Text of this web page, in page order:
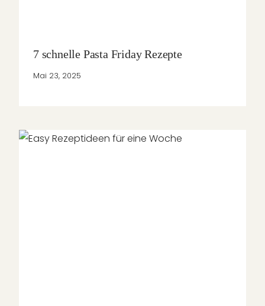
7 schnelle Pasta Friday Rezepte
Mai 23, 2025